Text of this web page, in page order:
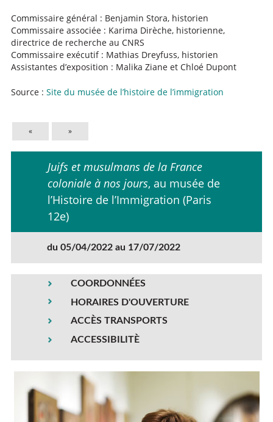
Commissaire général : Benjamin Stora, historien
Commissaire associée : Karima Dirèche, historienne,
directrice de recherche au CNRS
Commissaire exécutif : Mathias Dreyfuss, historien
Assistantes d’exposition : Malika Ziane et Chloé Dupont
Source : Site du musée de l’histoire de l’immigration
« »
Juifs et musulmans de la France
coloniale à nos jours, au musée de
l’Histoire de l’Immigration (Paris
12e)
du 05/04/2022 au 17/07/2022
COORDONNÉES
HORAIRES D'OUVERTURE
ACCÈS TRANSPORTS
ACCESSIBILITÈ